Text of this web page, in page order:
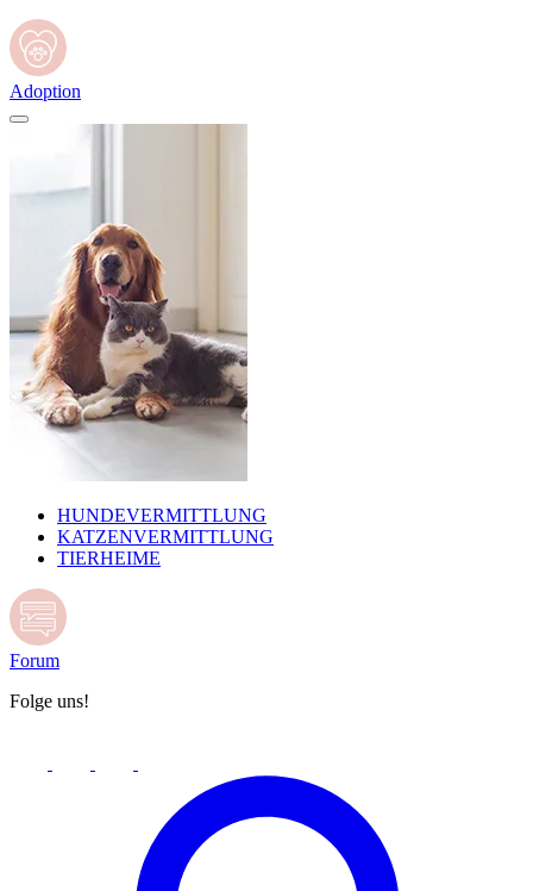
Adoption
HUNDEVERMITTLUNG
KATZENVERMITTLUNG
TIERHEIME
Forum
Folge uns!